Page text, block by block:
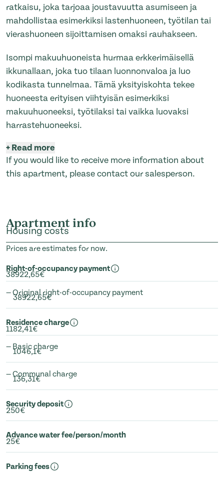
ratkaisu, joka tarjoaa joustavuutta asumiseen ja
mahdollistaa esimerkiksi lastenhuoneen, työtilan tai
vierashuoneen sijoittamisen omaksi rauhakseen.
Isompi makuuhuoneista hurmaa erkkerimäisellä
ikkunallaan, joka tuo tilaan luonnonvaloa ja luo
kodikasta tunnelmaa. Tämä yksityiskohta tekee
huoneesta erityisen viihtyisän esimerkiksi
makuuhuoneeksi, työtilaksi tai vaikka luovaksi
harrastehuoneeksi.
+Read more
If you would like to receive more information about
this apartment, please contact our salesperson.
Apartment info
Housing costs
Prices are estimates for now.
Right-of-occupancy payment
38922,65€
— Original right-of-occupancy payment
38922,65€
Residence charge
1182,41€
— Basic charge
1046,1€
— Communal charge
136,31€
Security deposit
250€
Advance water fee/person/month
25€
Parking fees